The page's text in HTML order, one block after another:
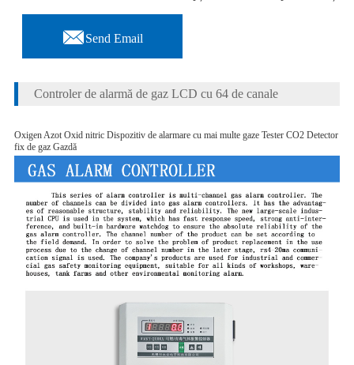
Send Email
Controler de alarmă de gaz LCD cu 64 de canale
Oxigen Azot Oxid nitric Dispozitiv de alarmare cu mai multe gaze Tester CO2 Detector
fix de gaz Gazdă